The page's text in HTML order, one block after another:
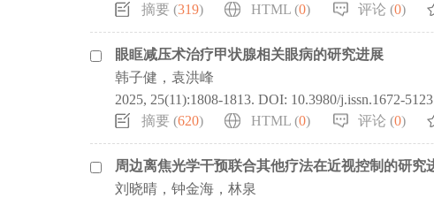
摘要 (319) HTML (0) 评论 (0)
眼眶减压术治疗甲状腺相关眼病的研究进展
韩子健，袁洪峰
2025, 25(11):1808-1813. DOI: 10.3980/j.issn.1672-
摘要 (620) HTML (0) 评论 (0)
周边离焦光学干预联合其他疗法在近视控制的研究
刘晓晴，钟金海，林泉